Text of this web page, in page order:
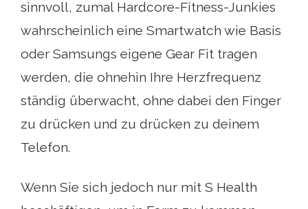
sinnvoll, zumal Hardcore-Fitness-Junkies
wahrscheinlich eine Smartwatch wie Basis
oder Samsungs eigene Gear Fit tragen
werden, die ohnehin Ihre Herzfrequenz
ständig überwacht, ohne dabei den Finger
zu drücken und zu drücken zu deinem
Telefon.
Wenn Sie sich jedoch nur mit S Health